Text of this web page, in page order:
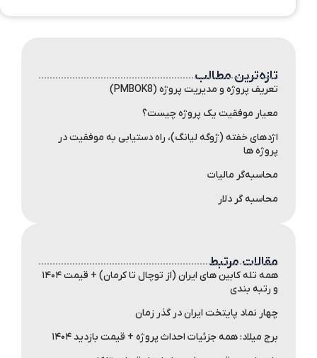
تازه‌ترین مطالب
تعریف پروژه و مدیریت پروژه (PMBOK8)
معیار موفقیت یک پروژه چیست؟
اژدهای خفته (ژوگه لیانگ)، راه دستیابی به موفقیت در
پروژه ها
محاسبه‌گر مالیات
محاسبه گر دلار
مقالات مرتبط
همه تله کابین های ایران (از توچال تا کرمان) + قیمت ۱۴۰۴
و رتبه بندی
چهار نماد پایتخت ایران در گذر زمان
برج میلاد: همه جزئیات احداث پروژه + قیمت بازدید ۱۴۰۴